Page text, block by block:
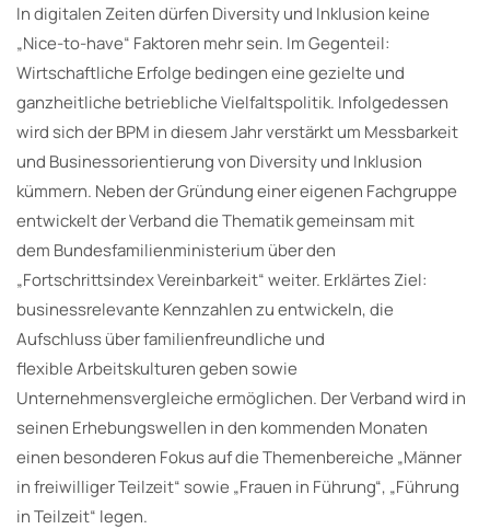
In digitalen Zeiten dürfen Diversity und Inklusion keine
„Nice-to-have“ Faktoren mehr sein. Im Gegenteil:
Wirtschaftliche Erfolge bedingen eine gezielte und
ganzheitliche betriebliche Vielfaltspolitik. Infolgedessen
wird sich der BPM in diesem Jahr verstärkt um Messbarkeit
und Businessorientierung von Diversity und Inklusion
kümmern. Neben der Gründung einer eigenen Fachgruppe
entwickelt der Verband die Thematik gemeinsam mit
dem Bundesfamilienministerium über den
„Fortschrittsindex Vereinbarkeit“ weiter. Erklärtes Ziel:
businessrelevante Kennzahlen zu entwickeln, die
Aufschluss über familienfreundliche und
flexible Arbeitskulturen geben sowie
Unternehmensvergleiche ermöglichen. Der Verband wird in
seinen Erhebungswellen in den kommenden Monaten
einen besonderen Fokus auf die Themenbereiche „Männer
in freiwilliger Teilzeit“ sowie „Frauen in Führung“, „Führung
in Teilzeit“ legen.